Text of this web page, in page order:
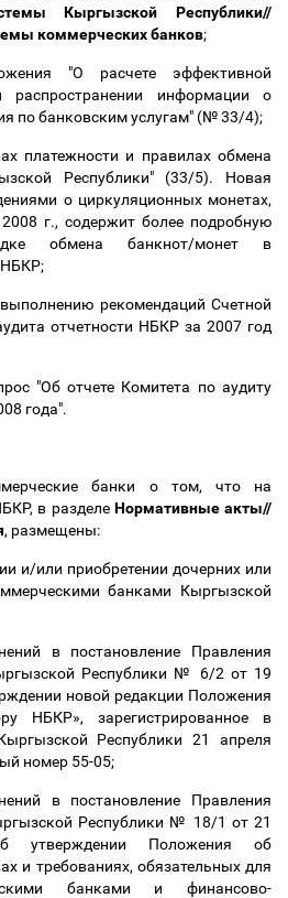
Кыргызской Республики//
коммерческих банков;
"О расчете эффективной
распространении информации о
по банковским услугам" (№ 33/4);
платежности и правилах обмена
Республики" (33/5). Новая
о циркуляционных монетах,
г., содержит более подробную
обмена банкнот/монет в
НБКР;
рекомендаций Счетной
отчетности НБКР за 2007 год
"Об отчете Комитета по аудиту
года".
банки о том, что на
в разделе Нормативные акты//
, размещены:
и/или приобретении дочерних или
банками Кыргызской
в постановление Правления
Республики № 6/2 от 19
новой редакции Положения
НБКР», зарегистрированное в
Республики 21 апреля
номер 55-05;
в постановление Правления
Республики № 18/1 от 21
Положения об
и требованиях, обязательных для
банками и финансово-